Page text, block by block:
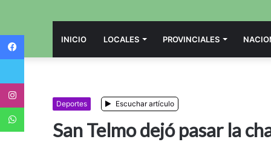
INICIO LOCALES PROVINCIALES
Deportes Escuchar artículo
San Telmo dejó pasar la
Twitter
WhatsApp